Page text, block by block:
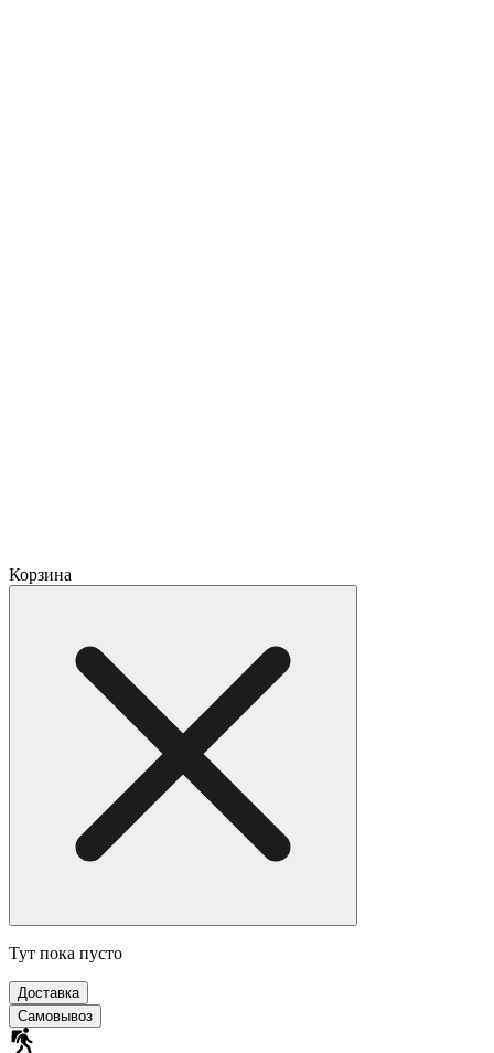
Корзина
Тут пока пусто
Доставка
Самовывоз